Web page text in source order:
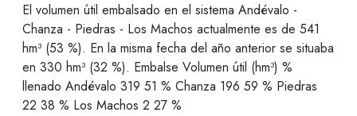
El volumen útil embalsado en el sistema Andévalo -
Chanza - Piedras - Los Machos actualmente es de 541
hm³ (53 %). En la misma fecha del año anterior se situaba
en 330 hm³ (32 %). Embalse Volumen útil (hm³) %
llenado Andévalo 319 51 % Chanza 196 59 % Piedras
22 38 % Los Machos 2 27 %